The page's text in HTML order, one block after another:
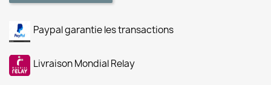
Paypal garantie les transactions
Livraison Mondial Relay